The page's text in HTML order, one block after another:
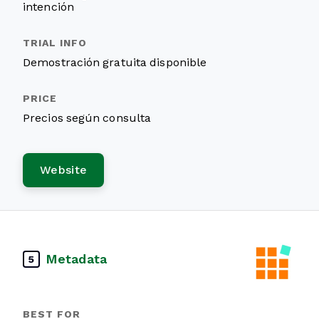
intención
Demostración gratuita disponible
Precios según consulta
Website
5 Metadata